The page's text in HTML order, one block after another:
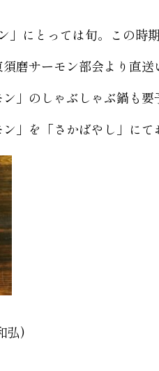
にとっては旬。この時
磨サーモン部会より直
」のしゃぶしゃぶ鍋も
」を「さかばやし」にて
弘)